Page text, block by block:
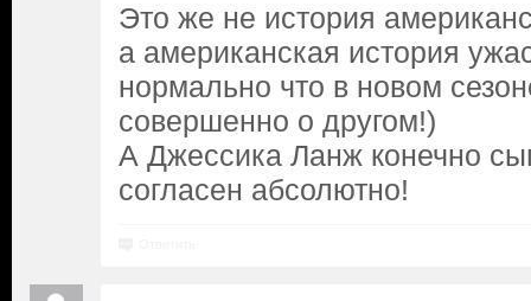
Это же не история
а американская история
нормально что в новом
совершенно о другом!)
А Джессика Ланж конечно
согласен абсолютно!